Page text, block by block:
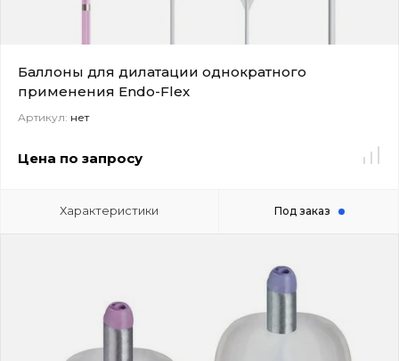
Баллоны для дилатации однократного
применения Endo-Flex
Артикул: нет
Цена по запросу
Характеристики Под заказ